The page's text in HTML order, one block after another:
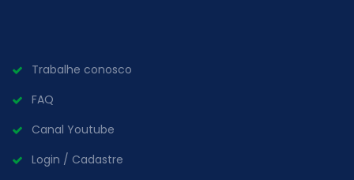
Trabalhe conosco
FAQ
Canal Youtube
Login / Cadastre